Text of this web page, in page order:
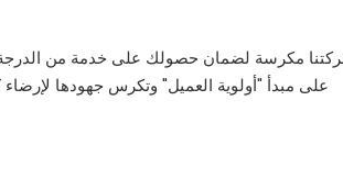
مكرسة لضمان حصولك على خدمة من الدرجة